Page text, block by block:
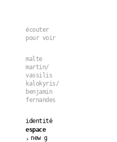
écouter
pour voir
malte
martin/
vassilis
kalokyris/
benjamin
fernandes
identité
espace
new g